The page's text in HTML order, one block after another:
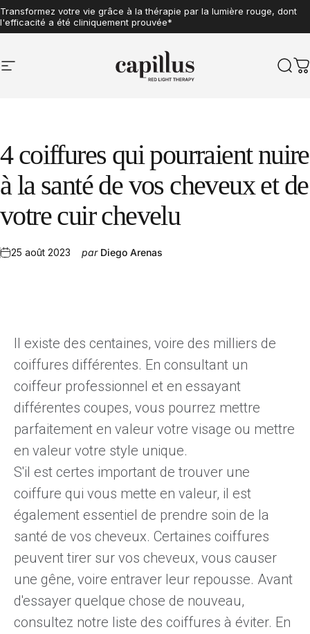
Aller au contenu
Transformez votre vie grâce à la thérapie par la lumière rouge, dont
l'efficacité a été cliniquement prouvée*
Navigation sur le siteCapillus
4 coiffures quipourraient nuire
à la santédevos cheveuxet de
votre cuirchevelu
25 août 2023 par Diego Arenas
Il existe des centaines, voire des milliers de
coiffures différentes. En consultant un
coiffeur professionnel et en essayant
différentes coupes, vous pourrez mettre
parfaitement en valeur votre visage ou mettre
en valeur votre style unique.
S'il est certes important de trouver une
coiffure qui vous mette en valeur, il est
également essentiel de prendre soin de la
santé de vos cheveux. Certaines coiffures
peuvent tirer sur vos cheveux, vous causer
une gêne, voire entraver leur repousse. Avant
d'essayer quelque chose de nouveau,
consultez notre liste des coiffures à éviter. En